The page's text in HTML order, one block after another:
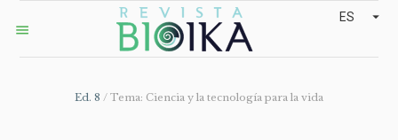
menu
arrow_drop_down
ES
Ed. 8 / Tema: Ciencia y la tecnología para la vida